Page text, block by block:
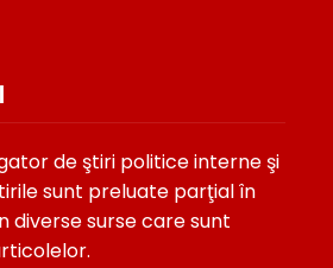
de ştiri politice interne şi
sunt preluate parţial în
diverse surse care sunt